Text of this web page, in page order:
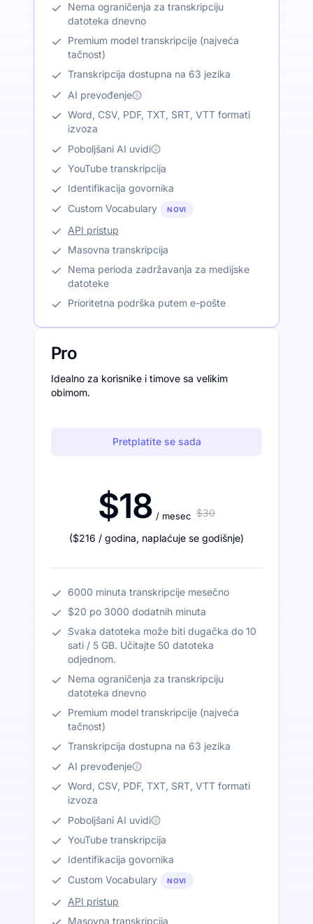
Nema ograničenja za transkripciju
datoteka dnevno
Premium model transkripcije (najveća
tačnost)
Transkripcija dostupna na 63 jezika
AI prevođenje
Word, CSV, PDF, TXT, SRT, VTT formati
izvoza
Poboljšani AI uvidi
YouTube transkripcija
Identifikacija govornika
Custom Vocabulary
NOVI
API pristup
Masovna transkripcija
Nema perioda zadržavanja za medijske
datoteke
Prioritetna podrška putem e-pošte
Pro
Idealno za korisnike i timove sa velikim
obimom.
Pretplatite se sada
$18 / mesec $30
($216 / godina, naplaćuje se godišnje)
6000 minuta transkripcije mesečno
$20 po 3000 dodatnih minuta
Svaka datoteka može biti dugačka do 10
sati / 5 GB. Učitajte 50 datoteka
odjednom.
Nema ograničenja za transkripciju
datoteka dnevno
Premium model transkripcije (najveća
tačnost)
Transkripcija dostupna na 63 jezika
AI prevođenje
Word, CSV, PDF, TXT, SRT, VTT formati
izvoza
Poboljšani AI uvidi
YouTube transkripcija
Identifikacija govornika
Custom Vocabulary
NOVI
API pristup
Masovna transkripcija